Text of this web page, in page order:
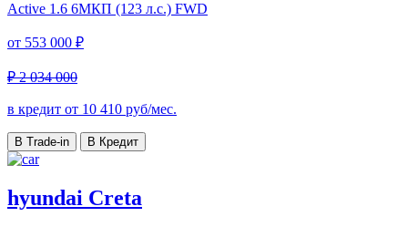
Active 1.6 6МКП (123 л.с.) FWD
от 553 000 ₽
₽ 2 034 000
в кредит от 10 410 руб/мес.
В Trade-in В Кредит
hyundai Creta